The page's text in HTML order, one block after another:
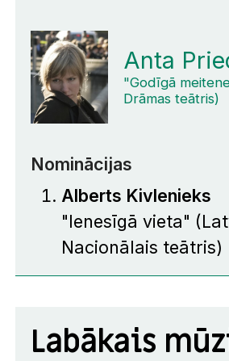
Anta
"Godīgā
Drāmas teātris)
Nominācijas
Alberts Kivlenieks
"Ienesīgā vieta"
Nacionālais teātris)
Labākais